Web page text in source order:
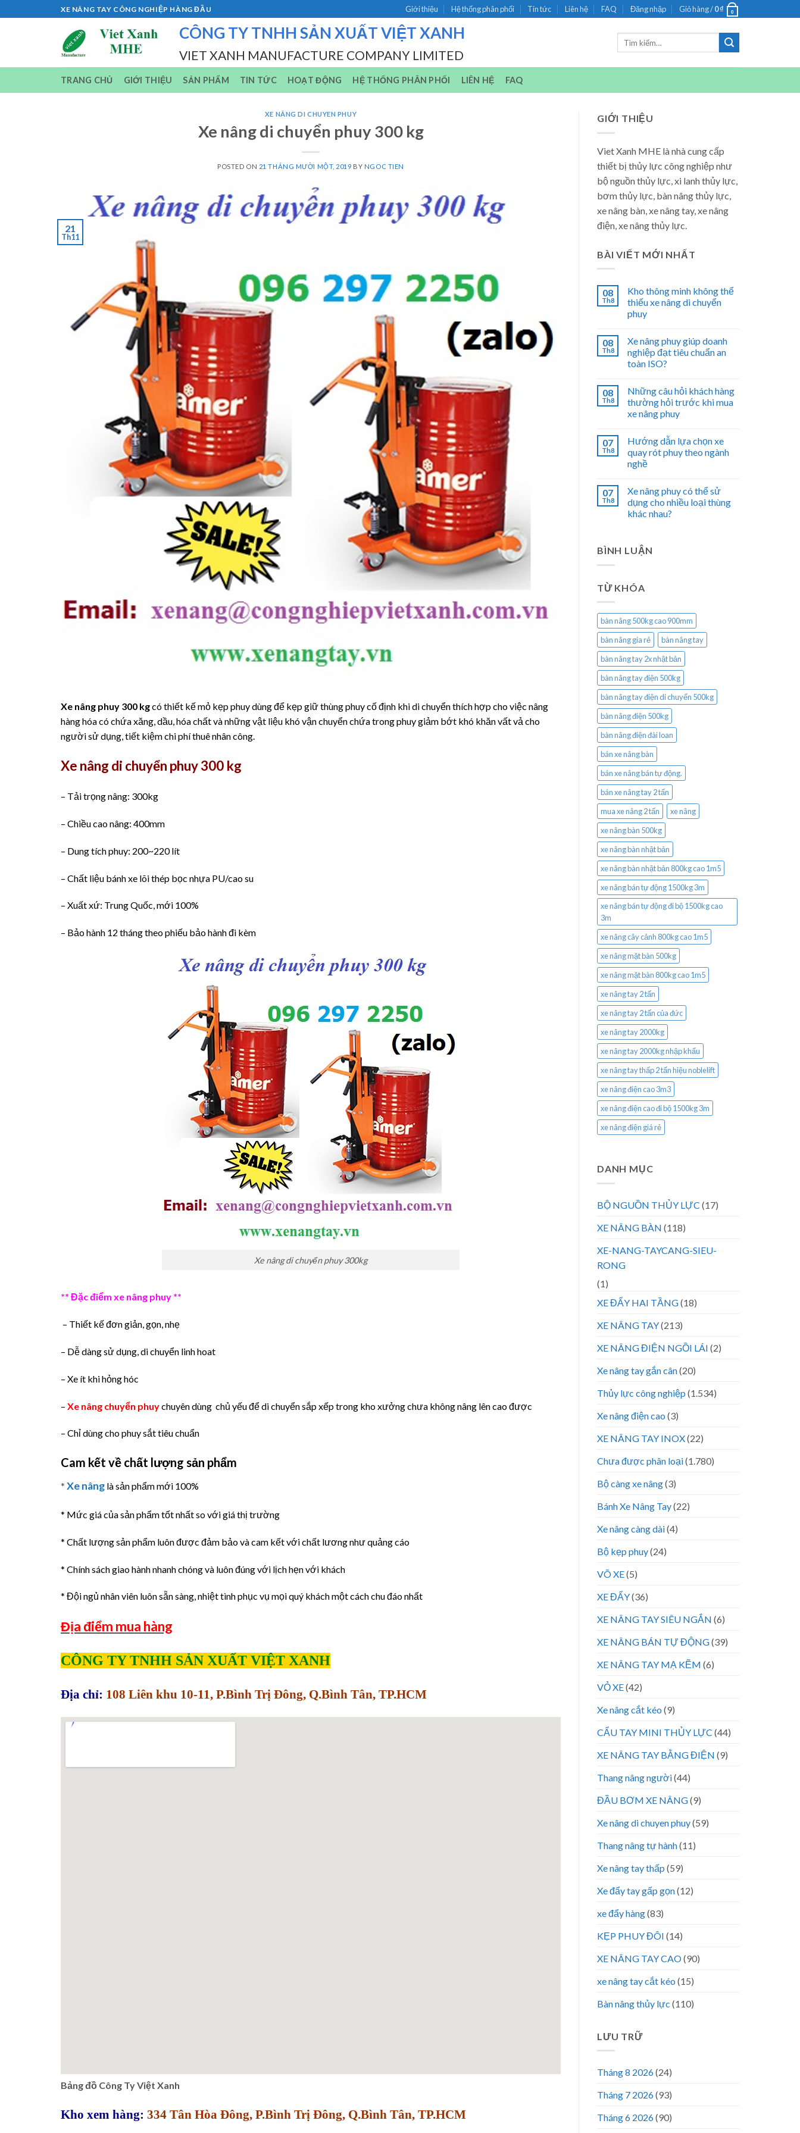
to
XE NÂNG TAY CÔNG NGHIỆP HÀNG ĐẦU Giới thiệu Hệ thống phân phối Tin tức Liên hệ FAQ Đăng nhập Giỏ hàng /0₫ 0
CÔNG TY TNHH SẢN XUẤT VIỆT XANH
VIET XANH MANUFACTURE COMPANY LIMITED
TRANG CHỦ GIỚI THIỆU SẢN PHẨM TIN TỨC HOẠT ĐỘNG HỆ THỐNG PHÂN PHỐI LIÊN HỆ FAQ
XE NÂNG DI CHUYEN PHUY
Xe nâng di chuyển phuy 300 kg
POSTED ON 21 THÁNG MƯỜI MỘT, 2019 BY NGOC TIEN
21
Th11
Xe nâng phuy 300 kgcó thiết kế mỏ kẹp phuy dùng để kẹp giữ thùng phuy cố định khi di chuyển thích hợp cho việc nâng
hàng hóa có chứa xăng, dầu, hóa chất và những vật liệu khó vận chuyển chứa trong phuy giảm bớt khó khăn vất vả cho
người sử dụng, tiết kiệm chi phí thuê nhân công.
Xe nâng di chuyển phuy 300 kg
– Tải trọng nâng: 300kg
– Chiều cao nâng: 400mm
– Dung tích phuy: 200~220 lít
– Chất liệu bánh xe lõi thép bọc nhựa PU/cao su
– Xuất xứ: Trung Quốc, mới 100%
– Bảo hành 12 tháng theo phiếu bảo hành đi kèm
Xe nâng di chuyển phuy 300kg
** Đặc điểm xe nâng phuy **
– Thiết kế đơn giản, gọn, nhẹ
– Dễ dàng sử dụng, di chuyển linh hoat
– Xe ít khi hỏng hóc
– Xe nâng chuyển phuychuyên dùng chủ yếu để di chuyển sắp xếp trong kho xưởng chưa không nâng lên cao được
– Chỉ dùng cho phuy sắt tiêu chuẩn
Cam kết về chất lượng sản phẩm
* Xe nâng là sản phẩm mới 100%
* Mức giá của sản phẩm tốt nhất so với giá thị trường
* Chất lượng sản phẩm luôn được đảm bảo và cam kết với chất lương như quảng cáo
* Chính sách giao hành nhanh chóng và luôn đúng với lịch hẹn với khách
* Đội ngủ nhân viên luôn sẵn sàng, nhiệt tình phục vụ mọi quý khách một cách chu đáo nhất
Địa điểm mua hàng
CÔNG TY TNHH SẢN XUẤT VIỆT XANH
Địa chỉ: 108 Liên khu 10-11, P.Bình Trị Đông, Q.Bình Tân, TP.HCM
Bảng đồ Công Ty Việt Xanh
Kho xem hàng: 334 Tân Hòa Đông, P.Bình Trị Đông, Q.Bình Tân, TP.HCM
GIỚI THIỆU
Viet Xanh MHE là nhà cung cấp
thiết bị thủy lực công nghiệp như
bộ nguồn thủy lực, xi lanh thủy lực,
bơm thủy lực, bàn nâng thủy lực,
xe nâng bàn, xe nâng tay, xe nâng
điện, xe nâng thủy lực.
BÀI VIẾT MỚI NHẤT
08
Th8
Kho thông minh không thể
thiếu xe nâng di chuyển
phuy
08
Th8
Xe nâng phuy giúp doanh
nghiệp đạt tiêu chuẩn an
toàn ISO?
08
Th8
Những câu hỏi khách hàng
thường hỏi trước khi mua
xe nâng phuy
07
Th8
Hướng dẫn lựa chọn xe
quay rót phuy theo ngành
nghề
07
Th8
Xe nâng phuy có thể sử
dụng cho nhiều loại thùng
khác nhau?
BÌNH LUẬN
TỪ KHÓA
bàn nâng 500kg cao 900mm
bàn nâng gía rẻ
bàn nâng tay
bàn nâng tay 2x nhật bản
bàn nâng tay điện 500kg
bàn nâng tay điện di chuyển 500kg
bàn nâng điện 500kg
bàn nâng điện đài loan
bán xe nâng bàn
bán xe nâng bán tự động.
bán xe nâng tay 2 tấn
mua xe nâng 2 tấn
xe nâng
xe nâng bàn 500kg
xe nâng bàn nhật bản
xe nâng bàn nhật bản 800kg cao 1m5
xe nâng bán tự động 1500kg 3m
xe nâng bán tự động đi bộ 1500kg cao
3m
xe nâng cây cảnh 800kg cao 1m5
xe nâng mặt bàn 500kg
xe nâng mặt bàn 800kg cao 1m5
xe nâng tay 2 tấn
xe nâng tay 2 tấn của đức
xe nâng tay 2000kg
xe nâng tay 2000kg nhập khẩu
xe nâng tay thấp 2 tấn hiệu noblelift
xe nâng điện cao 3m3
xe nâng điện cao đi bộ 1500kg 3m
xe nâng điện giá rẻ
DANH MỤC
BỘ NGUỒN THỦY LỰC (17)
XE NÂNG BÀN (118)
XE-NANG-TAYCANG-SIEU-
RONG
(1)
XE ĐẨY HAI TẦNG(18)
XE NÂNG TAY(213)
XE NÂNG ĐIỆN NGỒI LÁI (2)
Xe nâng tay gắn cân(20)
Thủy lực công nghiệp (1.534)
Xe nâng điện cao (3)
XE NÂNG TAY INOX(22)
Chưa được phân loại(1.780)
Bộ càng xe nâng(3)
Bánh Xe Nâng Tay(22)
Xe nâng càng dài(4)
Bộ kẹp phuy(24)
VÕ XE(5)
XE ĐẨY(36)
XE NÂNG TAY SIÊU NGẮN (6)
XE NÂNG BÁN TỰ ĐỘNG(39)
XE NÂNG TAY MẠ KẼM (6)
VỎ XE(42)
Xe nâng cắt kéo (9)
CẨU TAY MINI THỦY LỰC (44)
XE NÂNG TAY BẰNG ĐIỆN (9)
Thang nâng người(44)
ĐẦU BƠM XE NÂNG(9)
Xe nâng di chuyen phuy(59)
Thang nâng tự hành(11)
Xe nâng tay thấp (59)
Xe đẩy tay gấp gọn(12)
xe đẩy hàng(83)
KẸP PHUY ĐÔI (14)
XE NÂNG TAY CAO(90)
xe nâng tay cắt kéo (15)
Bàn nâng thủy lực (110)
LƯU TRỮ
Tháng 8 2026(24)
Tháng 7 2026(93)
Tháng 6 2026(90)